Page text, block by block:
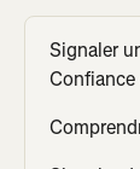
Signaler